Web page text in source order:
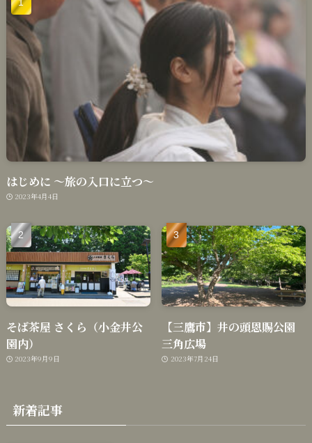
はじめに 〜旅の入口に立つ〜
2023年4月4日
そば茶屋 さくら（小金井公
園内）
2023年9月9日
【三鷹市】井の頭恩賜公園
三角広場
2023年7月24日
新着記事